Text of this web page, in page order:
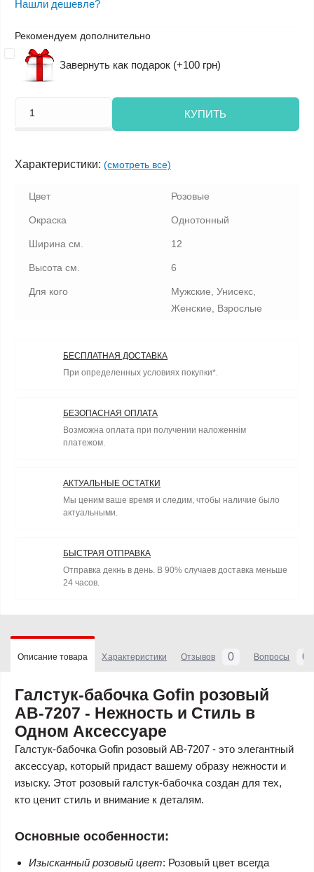
Нашли дешевле?
Рекомендуем дополнительно
Завернуть как подарок (+100 грн)
КУПИТЬ
Характеристики: (смотреть все)
Цвет Розовые
Окраска Однотонный
Ширина см. 12
Высота см. 6
Для кого
Мужские, Унисекс,
Женские, Взрослые
БЕСПЛАТНАЯ ДОСТАВКА
При определенных условиях покупки*.
БЕЗОПАСНАЯ ОПЛАТА
Возможна оплата при получении наложеннім
платежом.
АКТУАЛЬНЫЕ ОСТАТКИ
Мы ценим ваше время и следим, чтобы наличие было
актуальными.
БЫСТРАЯ ОТПРАВКА
Отправка декнь в день. В 90% случаев доставка меньше
24 часов.
Описание товара Характеристики Отзывов 0 Вопросы 0
Галстук-бабочка Gofin розовый
AB-7207 - Нежность и Стиль в
Одном Аксессуаре
Галстук-бабочка Gofin розовый AB-7207 - это элегантный
аксессуар, который придаст вашему образу нежности и
изыску. Этот розовый галстук-бабочка создан для тех,
кто ценит стиль и внимание к деталям.
Основные особенности:
Изысканный розовый цвет: Розовый цвет всегда